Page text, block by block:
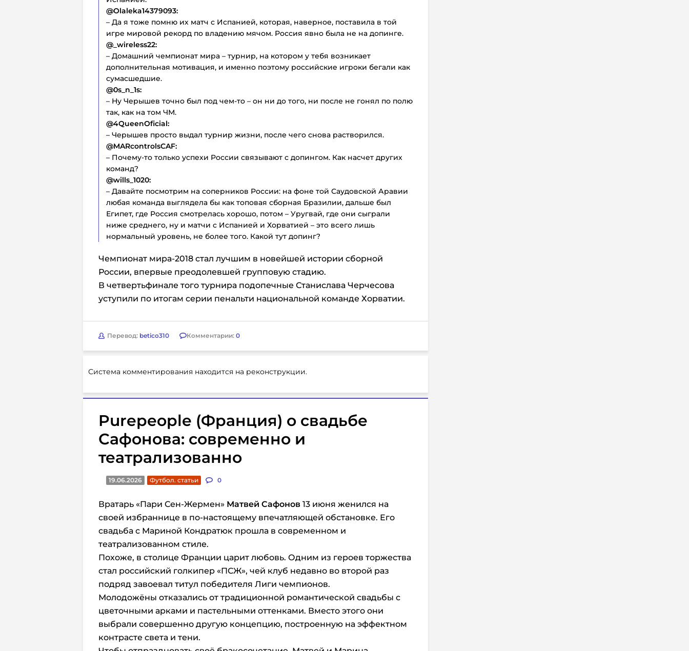
@Olaleka14379093:
– Да я тоже помню их матч с Испанией, которая, наверное, поставила в той
игре мировой рекорд по владению мячом. Россия явно была не на допинге.
@_wireless22:
– Домашний чемпионат мира – турнир, на котором у тебя возникает
дополнительная мотивация, и именно поэтому российские игроки бегали как
сумасшедшие.
@0s_n_1s:
– Ну Черышев точно был под чем-то – он ни до того, ни после не гонял по полю
так, как на том ЧМ.
@4QueenOficial:
– Черышев просто выдал турнир жизни, после чего снова растворился.
@MARcontrolsCAF:
– Почему-то только успехи России связывают с допингом. Как насчет других
команд?
@wills_1020:
– Давайте посмотрим на соперников России: на фоне той Саудовской Аравии
любая команда выглядела бы как топовая сборная Бразилии, дальше был
Египет, где Россия смотрелась хорошо, потом – Уругвай, где они сыграли
ниже среднего, ну и матчи с Испанией и Хорватией – это всего лишь
нормальный уровень, не более того. Какой тут допинг?
Чемпионат мира-2018 стал лучшим в новейшей истории сборной
России, впервые преодолевшей групповую стадию.
В четвертьфинале того турнира подопечные Станислава Черчесова
уступили по итогам серии пенальти национальной команде Хорватии.
Перевод: betico310 Комментарии: 0
Система комментирования находится на реконструкции.
Purepeople (Франция) о свадьбе
Сафонова: современно и
театрализованно
19.06.2026 Футбол. статьи 0
Вратарь «Пари Сен-Жермен» Матвей Сафонов 13 июня женился на
своей избраннице в по-настоящему впечатляющей обстановке. Его
свадьба с Мариной Кондратюк прошла в современном и
театрализованном стиле.
Похоже, в столице Франции царит любовь. Одним из героев торжества
стал российский голкипер «ПСЖ», чей клуб недавно во второй раз
подряд завоевал титул победителя Лиги чемпионов.
Молодожёны отказались от традиционной романтической свадьбы с
цветочными арками и пастельными оттенками. Вместо этого они
выбрали совершенно другую концепцию, построенную на эффектном
контрасте света и тени.